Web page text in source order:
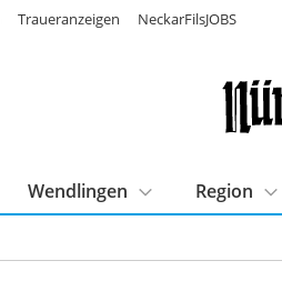
Wendlingen Region
Traueranzeigen NeckarFilsJOBS